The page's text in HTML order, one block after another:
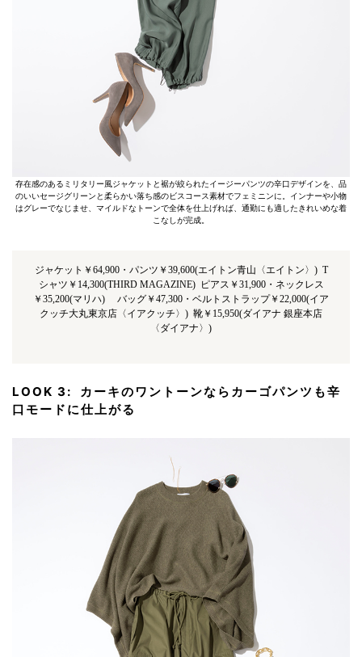
存在感のあるミリタリー風ジャケットと裾が絞られたイージーパンツの辛口デザインを、品
のいいセージグリーンと柔らかい落ち感のビスコース素材でフェミニンに。インナーや小物
はグレーでなじませ、マイルドなトーンで全体を仕上げれば、通勤にも適したきれいめな着
こなしが完成。
ジャケット￥64,900・パンツ￥39,600(エイトン青山〈エイトン〉) T
シャツ￥14,300(THIRD MAGAZINE) ピアス￥31,900・ネックレス
￥35,200(マリハ) バッグ￥47,300・ベルトストラップ￥22,000(イア
クッチ大丸東京店〈イアクッチ〉) 靴￥15,950(ダイアナ 銀座本店
〈ダイアナ〉)
LOOK 3: カーキのワントーンならカーゴパンツも辛
口モードに仕上がる